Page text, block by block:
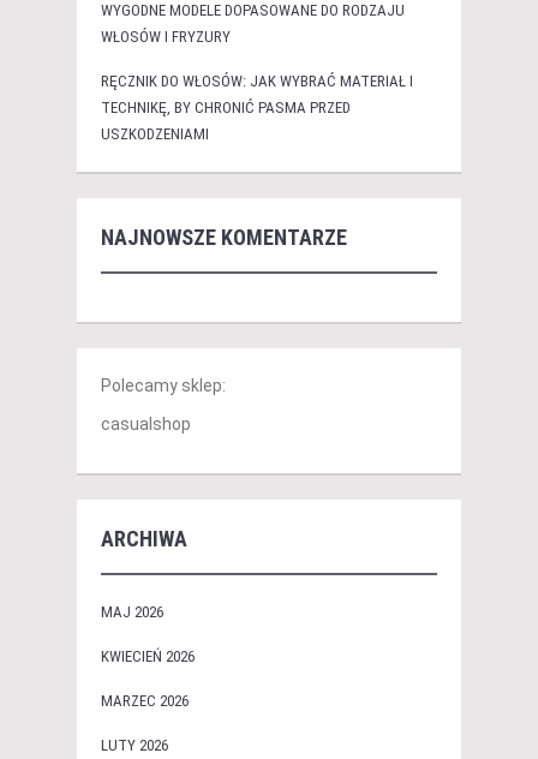
WYGODNE MODELE DOPASOWANE DO RODZAJU
WŁOSÓW I FRYZURY
RĘCZNIK DO WŁOSÓW: JAK WYBRAĆ MATERIAŁ I
TECHNIKĘ, BY CHRONIĆ PASMA PRZED
USZKODZENIAMI
NAJNOWSZE KOMENTARZE
Polecamy sklep:
casualshop
ARCHIWA
MAJ 2026
KWIECIEŃ 2026
MARZEC 2026
LUTY 2026